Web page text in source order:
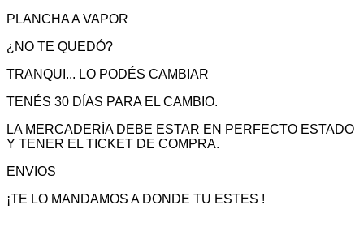
PLANCHA A VAPOR
¿NO TE QUEDÓ?
TRANQUI... LO PODÉS CAMBIAR
TENÉS 30 DÍAS PARA EL CAMBIO.
LA MERCADERÍA DEBE ESTAR EN PERFECTO ESTADO
Y TENER EL TICKET DE COMPRA.
ENVIOS
¡TE LO MANDAMOS A DONDE TU ESTES !